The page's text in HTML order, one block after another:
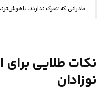
مادرانی که تحرک ندارند،
نکات طلایی
نوزادان